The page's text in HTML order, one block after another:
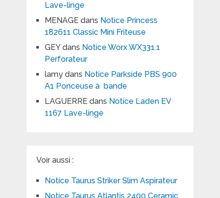
Lave-linge
MENAGEdans Notice Princess
182611 Classic Mini Friteuse
GEYdans Notice Worx WX331.1
Perforateur
lamydans Notice Parkside PBS 900
A1 Ponceuse à bande
LAGUERREdans Notice Laden EV
1167 Lave-linge
Voir aussi :
Notice Taurus Striker Slim Aspirateur
Notice Taurus Atlantis 2400 Ceramic